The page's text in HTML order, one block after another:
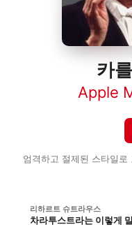
카
Apple
엄격하고 절제된 스타일
리하르트 슈트라우스